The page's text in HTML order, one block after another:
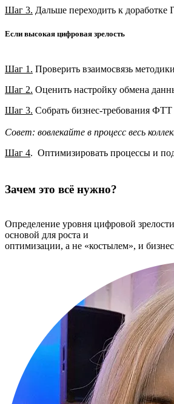
Шаг 3. Дальше переходить к доработке
Если высокая цифровая зрелость
Шаг 1. Проверить взаимосвязь
Шаг 2. Оценить настройку обмена
Шаг 3. Собрать бизнес-требования
Совет: вовлекайте в процесс весь
Шаг 4. Оптимизировать процессы и
Зачем это всё нужно?
Определение уровня цифровой
основой для роста и
оптимизации, а не «костылем», и